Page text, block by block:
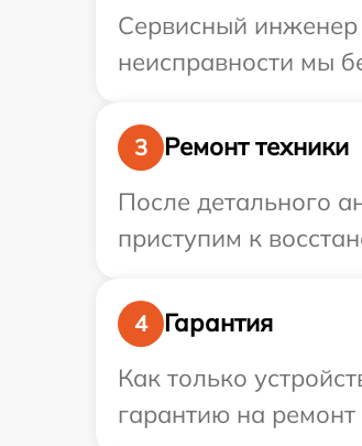
Сервисный инженер
неисправности мы
3
Ремонт техники
После детального
приступим к
4
Гарантия
Как только
гарантию на ремонт